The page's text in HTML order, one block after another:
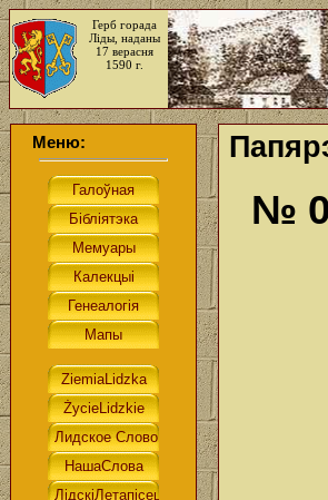
Герб горада
Ліды, наданы
17 верасня
1590 г.
Меню:
№